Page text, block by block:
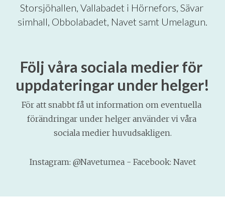
Storsjöhallen, Vallabadet i Hörnefors, Sävar
simhall, Obbolabadet, Navet samt Umelagun.
Följ våra sociala medier för
uppdateringar under helger!
För att snabbt få ut information om eventuella
förändringar under helger använder vi våra
sociala medier huvudsakligen.
Instagram: @Navetumea - Facebook: Navet